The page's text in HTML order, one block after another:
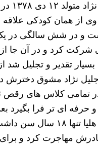
هلیا
از همان کودکی علاقه
و در شش سالگی در
کرد و در آن جا از
تقدیر و تجلیل شد
جلیل نژاد مشوق
در تمامی کلاس های رقص
و حرفه ای تر فرا بگیرد
زمانی که هلیا تنها
با مادرش مهاجرت کرد و